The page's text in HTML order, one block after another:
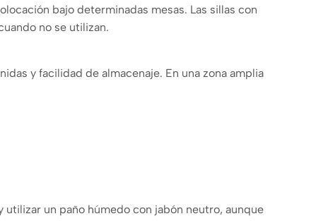
bajo determinadas mesas. Las sillas con
no se utilizan.
y facilidad de almacenaje. En una zona amplia
un paño húmedo con jabón neutro, aunque